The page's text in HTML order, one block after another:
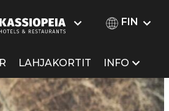
FIN
LAHJAKORTIT INFO